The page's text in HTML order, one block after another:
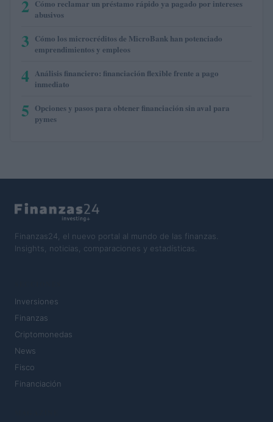
2 Cómo reclamar un préstamo rápido ya pagado por intereses
abusivos
3 Cómo los microcréditos de MicroBank han potenciado
emprendimientos y empleos
4 Análisis financiero: financiación flexible frente a pago
inmediato
5 Opciones y pasos para obtener financiación sin aval para
pymes
Finanzas24, el nuevo portal al mundo de las finanzas.
Insights, noticias, comparaciones y estadísticas.
Inversiones
Finanzas
Criptomonedas
News
Fisco
Financiación